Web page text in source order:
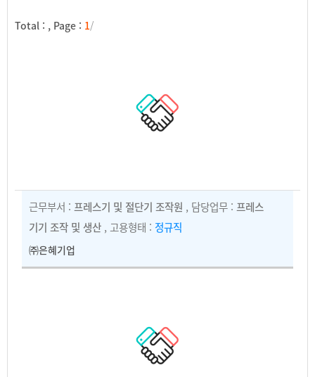
Total : , Page : 1/
근무부서 : 프레스기 및 절단기 조작원 , 담당업무 : 프레스
기기 조작 및 생산 , 고용형태 : 정규직
㈜은혜기업